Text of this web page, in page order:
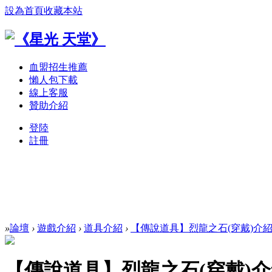
設為首頁收藏本站
血盟招生推薦
懶人包下載
線上客服
贊助介紹
登陸
註冊
»論壇 › 遊戲介紹 › 道具介紹 › 【傳說道具】烈龍之石(穿戴)介紹